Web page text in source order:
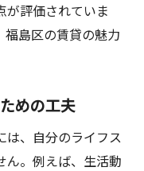
が評価されていま
福島区の賃貸の魅力
めの工夫
は、自分のライフス
ん。例えば、生活動